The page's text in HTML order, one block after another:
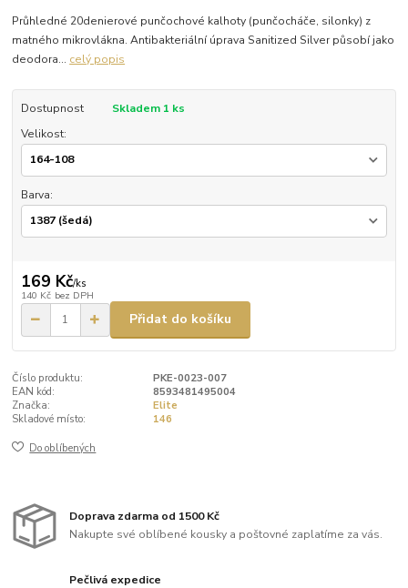
Průhledné 20denierové punčochové kalhoty (punčocháče, silonky) z
matného mikrovlákna. Antibakteriální úprava Sanitized Silver působí jako
deodora... celý popis
Dostupnost
Skladem 1 ks
Velikost:
Barva:
169 Kč/ks
140 Kč bez DPH
Přidat do košíku
Číslo produktu:
PKE-0023-007
EAN kód:
8593481495004
Značka:
Elite
Skladové místo:
146
Do oblíbených
Doprava zdarma od 1500 Kč
Nakupte své oblíbené kousky a poštovné zaplatíme za vás.
Pečlivá expedice